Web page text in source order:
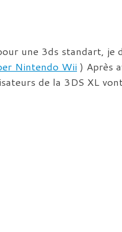
une 3ds standart, je
Nintendo Wii ) Après
de la 3DS XL